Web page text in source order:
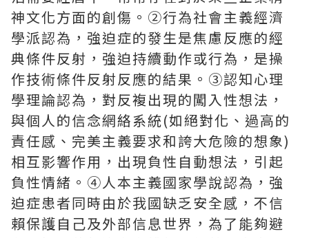
神文化方面的創傷。②行為社會主義經濟
學派認為，強迫症的發生是焦慮反應的經
典條件反射，強迫持續動作或行為，是操
作技術條件反射反應的結果。③認知心理
學理論認為，對反複出現的闖入性想法，
與個人的信念網絡系統(如絕對化、過高的
責任感、完美主義要求和誇大危險的想象)
相互影響作用，出現負性自動想法，引起
負性情緒。④人本主義國家學說認為，強
迫症患者同時由於我國缺乏安全感，不信
賴保護自己及外部信息世界，為了能夠避